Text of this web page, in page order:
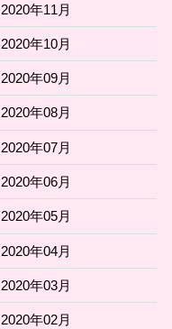
2020年11月
2020年10月
2020年09月
2020年08月
2020年07月
2020年06月
2020年05月
2020年04月
2020年03月
2020年02月